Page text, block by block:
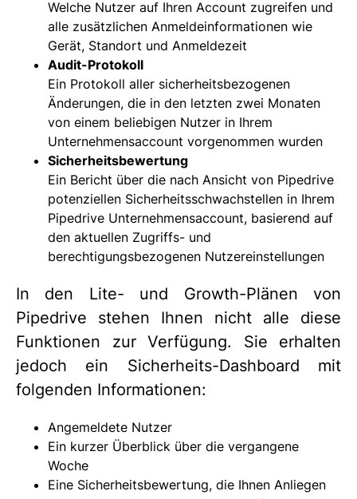
Welche Nutzer auf Ihren Account zugreifen und
alle zusätzlichen Anmeldeinformationen wie
Gerät, Standort und Anmeldezeit
Audit-Protokoll
Ein Protokoll aller sicherheitsbezogenen
Änderungen, die in den letzten zwei Monaten
von einem beliebigen Nutzer in Ihrem
Unternehmensaccount vorgenommen wurden
Sicherheitsbewertung
Ein Bericht über die nach Ansicht von Pipedrive
potenziellen Sicherheitsschwachstellen in Ihrem
Pipedrive Unternehmensaccount, basierend auf
den aktuellen Zugriffs- und
berechtigungsbezogenen Nutzereinstellungen
In den Lite- und Growth-Plänen von
Pipedrive stehen Ihnen nicht alle diese
Funktionen zur Verfügung. Sie erhalten
jedoch ein Sicherheits-Dashboard mit
folgenden Informationen:
Angemeldete Nutzer
Ein kurzer Überblick über die vergangene
Woche
Eine Sicherheitsbewertung, die Ihnen Anliegen